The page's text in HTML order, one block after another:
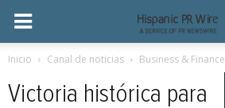
Inicio Canal de noticias Business & Finance
Victoria histórica para